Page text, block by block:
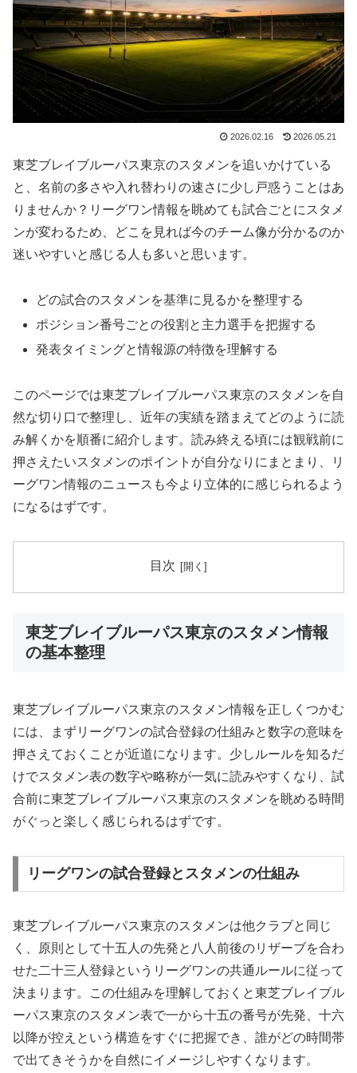
2026.02.16 2026.05.21
東芝ブレイブルーパス東京のスタメンを追いかけている
と、名前の多さや入れ替わりの速さに少し戸惑うことはあ
りませんか？リーグワン情報を眺めても試合ごとにスタメ
ンが変わるため、どこを見れば今のチーム像が分かるのか
迷いやすいと感じる人も多いと思います。
どの試合のスタメンを基準に見るかを整理する
ポジション番号ごとの役割と主力選手を把握する
発表タイミングと情報源の特徴を理解する
このページでは東芝ブレイブルーパス東京のスタメンを自
然な切り口で整理し、近年の実績を踏まえてどのように読
み解くかを順番に紹介します。読み終える頃には観戦前に
押さえたいスタメンのポイントが自分なりにまとまり、リ
ーグワン情報のニュースも今より立体的に感じられるよう
になるはずです。
目次
東芝ブレイブルーパス東京のスタメン情報
の基本整理
東芝ブレイブルーパス東京のスタメン情報を正しくつかむ
には、まずリーグワンの試合登録の仕組みと数字の意味を
押さえておくことが近道になります。少しルールを知るだ
けでスタメン表の数字や略称が一気に読みやすくなり、試
合前に東芝ブレイブルーパス東京のスタメンを眺める時間
がぐっと楽しく感じられるはずです。
リーグワンの試合登録とスタメンの仕組み
東芝ブレイブルーパス東京のスタメンは他クラブと同じ
く、原則として十五人の先発と八人前後のリザーブを合わ
せた二十三人登録というリーグワンの共通ルールに従って
決まります。この仕組みを理解しておくと東芝ブレイブル
ーパス東京のスタメン表で一から十五の番号が先発、十六
以降が控えという構造をすぐに把握でき、誰がどの時間帯
で出てきそうかを自然にイメージしやすくなります。